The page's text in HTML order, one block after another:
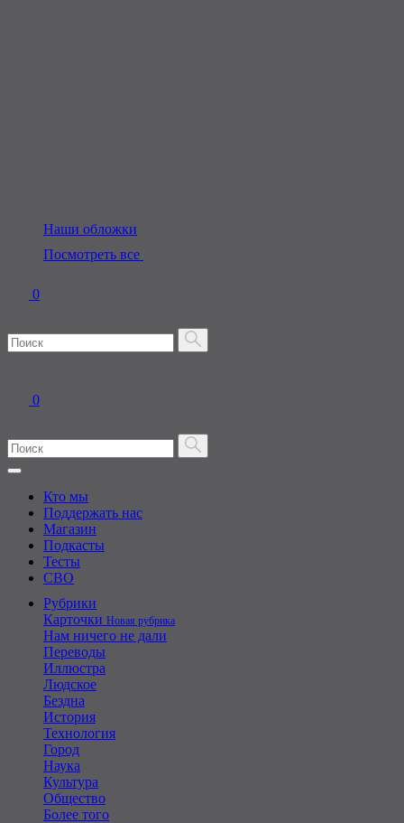
Наши обложки
Посмотреть все
0
0
Кто мы
Поддержать нас
Магазин
Подкасты
Тесты
СВО
Рубрики
Карточки Новая рубрика
Нам ничего не дали
Переводы
Иллюстра
Людское
Бездна
История
Технология
Город
Наука
Культура
Общество
Более того